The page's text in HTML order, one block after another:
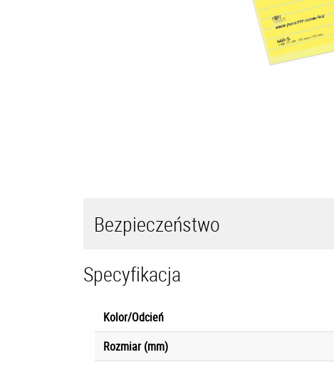
Bezpieczeństwo
Specyfikacja
Kolor/Odcień
Rozmiar (mm)